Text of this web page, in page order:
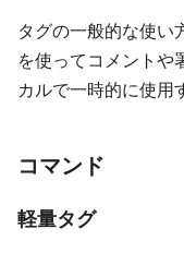
タグの一般的な使い
を使ってコメントや
カルで一時的に使用
コマンド
軽量タグ